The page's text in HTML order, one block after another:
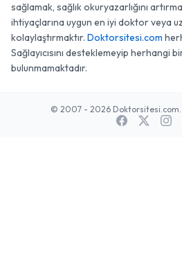
sağlamak, sağlık okuryazarlığını
ihtiyaçlarına uygun en iyi doktor veya
kolaylaştırmaktır. Doktorsitesi.com
Sağlayıcısını desteklemeyip herhangi
bulunmamaktadır.
© 2007 - 2026 Doktorsitesi.com.